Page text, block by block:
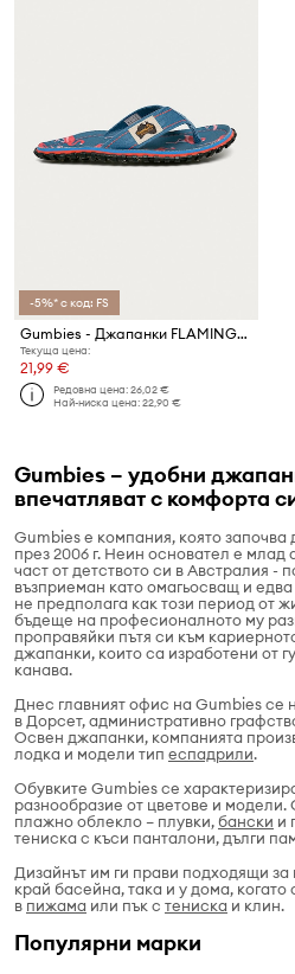
-5%* с код: FS
Gumbies - Джапанки FLAMINGO
Текуща цена:
21,99 €
Редовна цена:26,02 €
Най-ниска цена:22,90 €
Gumbies – удобни
впечатляват с комфорта
Gumbies е компания, която
през 2006 г. Неин основател е млад
част от детството си в Австралия -
възприеман като омагьосващ и
не предполага как този период от
бъдеще на професионалното му
проправяйки пътя си към
джапанки, които са изработени от
канава.
Днес главният офис на Gumbies се
в Дорсет, административно
Освен джапанки, компанията
лодка и модели тип еспадрили.
Обувките Gumbies се
разнообразие от цветове и
плажно облекло – плувки,бански и
тениска с къси панталони, дълги
Дизайнът им ги прави подходящи
край басейна, така и у дома,
в пижама или пък с тениска и клин.
Популярни марки